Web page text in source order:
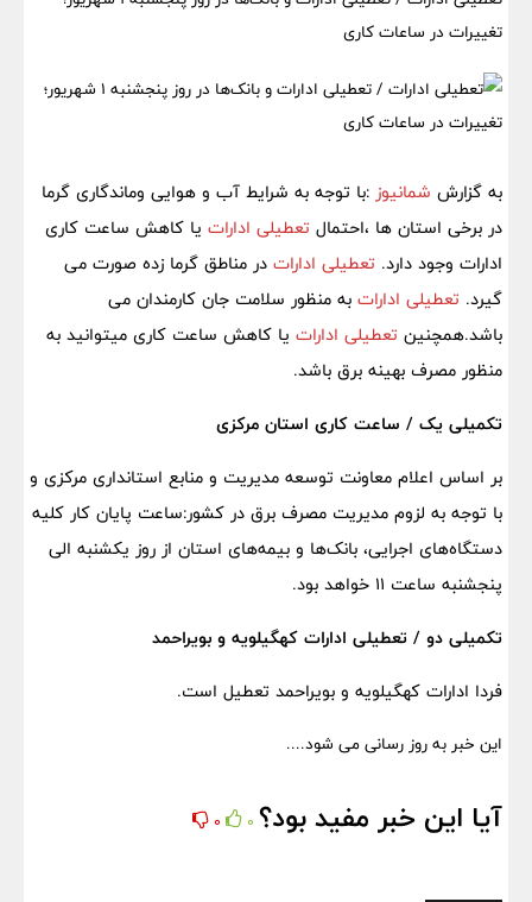
تغییرات در ساعات کاری
به گزارش شمانیوز :با توجه به شرایط آب و هوایی وماندگاری گرما
در برخی استان ها ،احتمال تعطیلی ادارات یا کاهش ساعت کاری
ادارات وجود دارد. تعطیلی ادارات در مناطق گرما زده صورت می
گیرد. تعطیلی ادارات به منظور سلامت جان کارمندان می
باشد.همچنین تعطیلی ادارات یا کاهش ساعت کاری میتوانید به
منظور مصرف بهینه برق باشد.
تکمیلی یک / ساعت کاری استان مرکزی
بر اساس اعلام معاونت توسعه مدیریت و منابع استانداری مرکزی و
با توجه به لزوم مدیریت مصرف برق در کشور:ساعت پایان کار کلیه
دستگاه‌های اجرایی، بانک‌ها و بیمه‌های استان از روز یکشنبه الی
پنجشنبه ساعت ۱۱ خواهد بود.
تکمیلی دو / تعطیلی ادارات کهگیلویه و بویراحمد
فردا ادارات کهگیلویه و بویراحمد تعطیل است.
این خبر به روز رسانی می شود....
آیا این خبر مفید بود؟ 0
0